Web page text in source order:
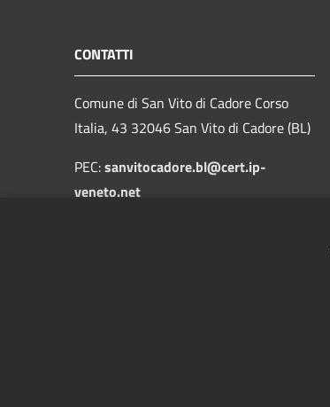
CONTATTI
Comune di San Vito di Cadore Corso
Italia, 43 32046 San Vito di Cadore (BL)
PEC:sanvitocadore.bl@cert.ip-
veneto.net